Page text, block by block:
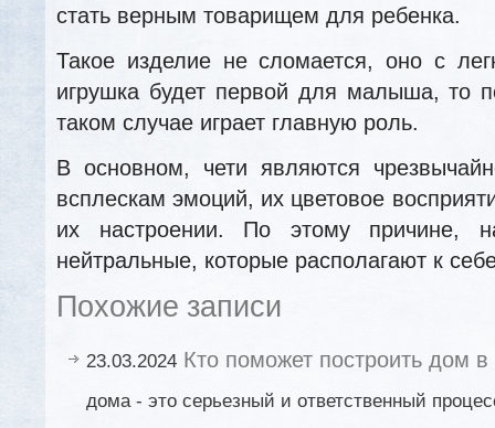
стать верным товарищем для ребенка.
Такое изделие не сломается, оно с
игрушка будет первой для малыша, то
таком случае играет главную роль.
В основном, чети являются
всплескам эмоций, их цветовое
их настроении. По этому причине,
нейтральные, которые располагают к
Похожие записи
23.03.2024 Кто поможет построить дом
дома - это серьезный и ответственный